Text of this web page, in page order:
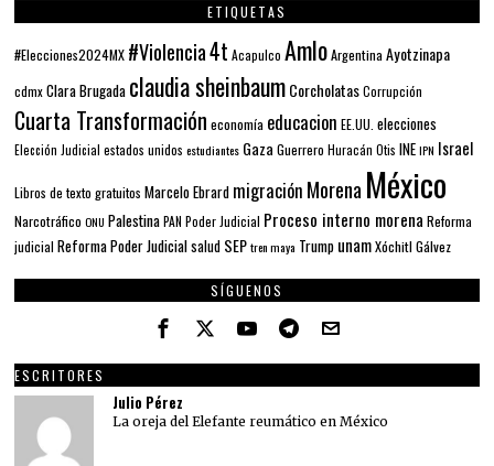
ETIQUETAS
#Elecciones2024MX #Violencia4t Acapulco AmloArgentina Ayotzinapa
cdmx Clara Brugada claudia sheinbaumCorcholatas Corrupción
Cuarta Transformación economía educacion EE.UU. elecciones
Elección Judicial estados unidos estudiantes Gaza Guerrero Huracán Otis INE IPN Israel
Libros de texto gratuitos Marcelo Ebrard migración Morena México
Narcotráfico ONU Palestina PAN Poder Judicial Proceso interno morena Reforma
judicial Reforma Poder Judicialsalud SEP tren maya Trump unamXóchitl Gálvez
SÍGUENOS
ESCRITORES
Julio Pérez
La oreja del Elefante reumático en México